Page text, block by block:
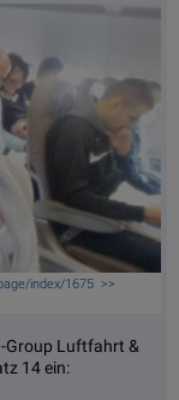
index/1675 >>
Group Luftfahrt &
14 ein: